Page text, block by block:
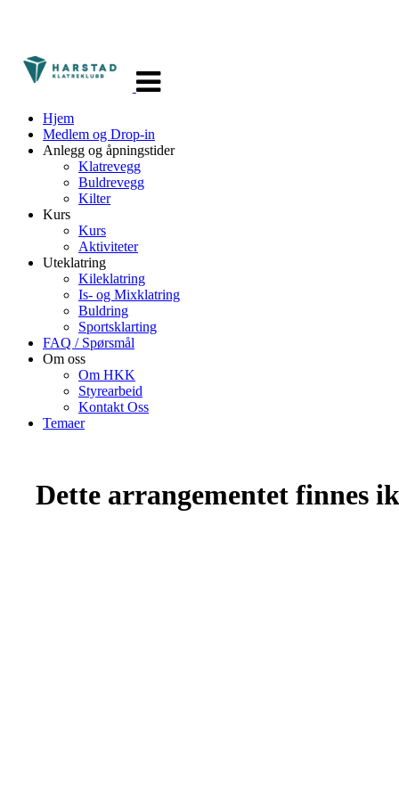
navigasjon
Hjem
Medlem og Drop-in
Anlegg og åpningstider
Klatrevegg
Buldrevegg
Kilter
Kurs
Kurs
Aktiviteter
Uteklatring
Kileklatring
Is- og Mixklatring
Buldring
Sportsklarting
FAQ / Spørsmål
Om oss
Om HKK
Styrearbeid
Kontakt Oss
Temaer
Dette arrangementet finnes